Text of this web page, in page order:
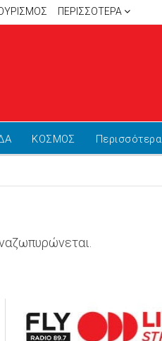
ΠΕΡΙΣΣΌΤΕΡΑ
ΚΟΣΜΟΣ Περισσότερα